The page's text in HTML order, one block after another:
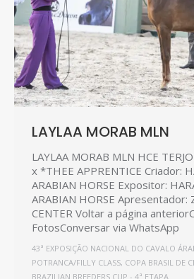
LAYLAA MORAB MLN
LAYLAA MORAB MLN HCE
x *THEE APPRENTICE Criador:
ARABIAN HORSE Expositor:
ARABIAN HORSE Apresentador:
CENTER Voltar a página
FotosConversar via WhatsApp
43ª EXPOSIÇÃO NACIONAL DO CAVALO
POTRANCA/FILLY CLASS, COPA BRASIL DE
BRAZILIAN BREEDERS CUP - 4ª ETAPA